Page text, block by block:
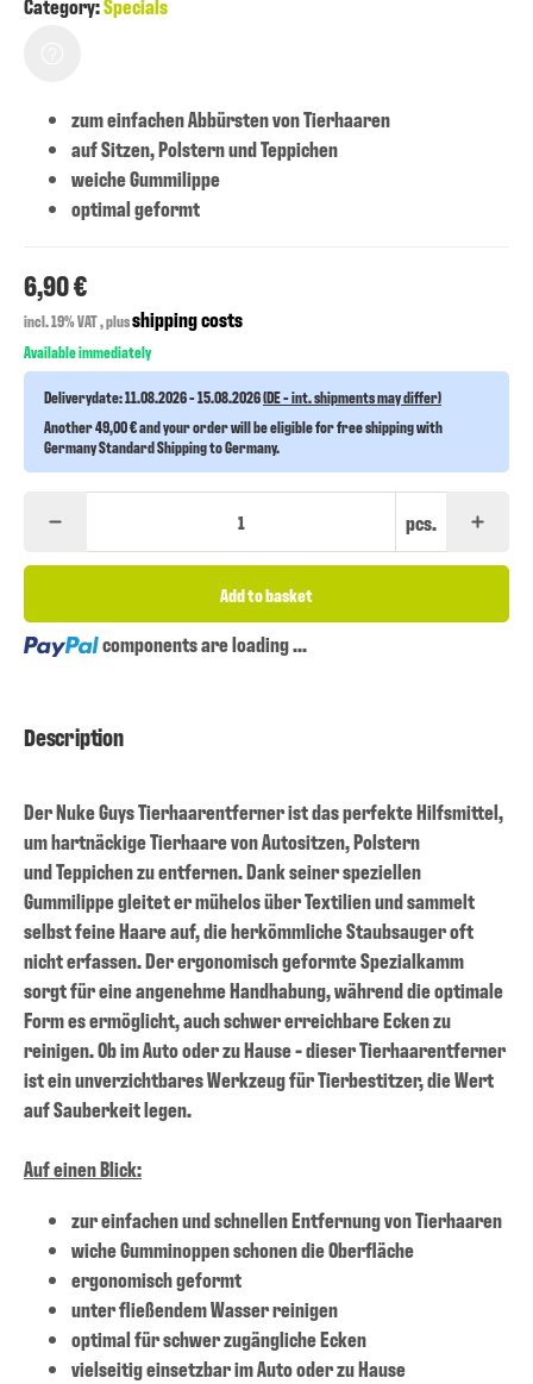
zum einfachen Abbürsten von Tierhaaren
auf Sitzen, Polstern und Teppichen
weiche Gummilippe
optimal geformt
6,90 €
incl. 19% VAT , plusshipping costs
Available immediately
Deliverydate:11.08.2026 - 15.08.2026(DE - int. shipments may differ)
Another 49,00 € and your order will be eligible for free shipping with
Germany Standard Shipping to Germany.
pcs.
Add to basket
Loading...components are loading ...
Description
Der Nuke Guys Tierhaarentferner ist das perfekte Hilfsmittel,
um hartnäckige Tierhaare von Autositzen, Polstern
und Teppichen zu entfernen. Dank seiner speziellen
Gummilippe gleitet er mühelos über Textilien und sammelt
selbst feine Haare auf, die herkömmliche Staubsauger oft
nicht erfassen. Der ergonomisch geformte Spezialkamm
sorgt für eine angenehme Handhabung, während die optimale
Form es ermöglicht, auch schwer erreichbare Ecken zu
reinigen. Ob im Auto oder zu Hause - dieser Tierhaarentferner
ist ein unverzichtbares Werkzeug für Tierbestitzer, die Wert
auf Sauberkeit legen.
Auf einen Blick:
zur einfachen und schnellen Entfernung von Tierhaaren
wiche Gumminoppen schonen die Oberfläche
ergonomisch geformt
unter fließendem Wasser reinigen
optimal für schwer zugängliche Ecken
vielseitig einsetzbar im Auto oder zu Hause